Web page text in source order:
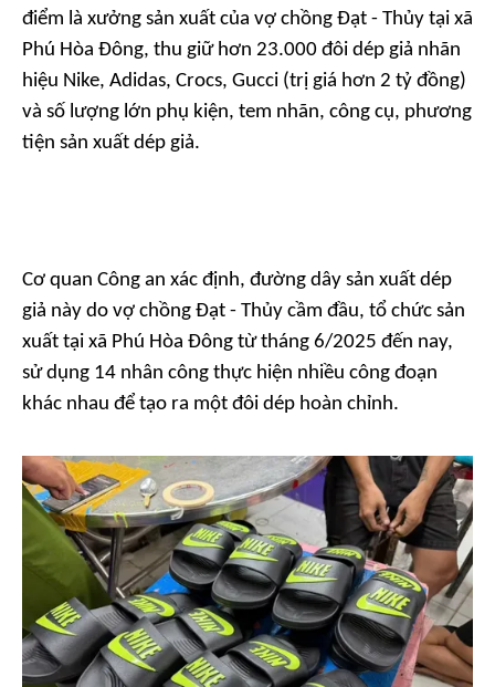
điểm là xưởng sản xuất của vợ chồng Đạt - Thủy tại xã
Phú Hòa Đông, thu giữ hơn 23.000 đôi dép giả nhãn
hiệu Nike, Adidas, Crocs, Gucci (trị giá hơn 2 tỷ đồng)
và số lượng lớn phụ kiện, tem nhãn, công cụ, phương
tiện sản xuất dép giả.
Cơ quan Công an xác định, đường dây sản xuất dép
giả này do vợ chồng Đạt - Thủy cầm đầu, tổ chức sản
xuất tại xã Phú Hòa Đông từ tháng 6/2025 đến nay,
sử dụng 14 nhân công thực hiện nhiều công đoạn
khác nhau để tạo ra một đôi dép hoàn chỉnh.